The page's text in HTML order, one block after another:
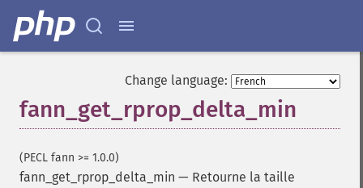
Change language:
fann_get_rprop_delta_min
(PECL fann >= 1.0.0)
fann_get_rprop_delta_min — Retourne la taille